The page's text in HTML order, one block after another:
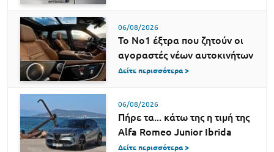
06/08/2026
Το Νο1 έξτρα που ζητούν οι
αγοραστές νέων αυτοκινήτων
Δείτε περισσότερα >
06/08/2026
Πήρε τα... κάτω της η τιμή της
Alfa Romeo Junior Ibrida
Δείτε περισσότερα >